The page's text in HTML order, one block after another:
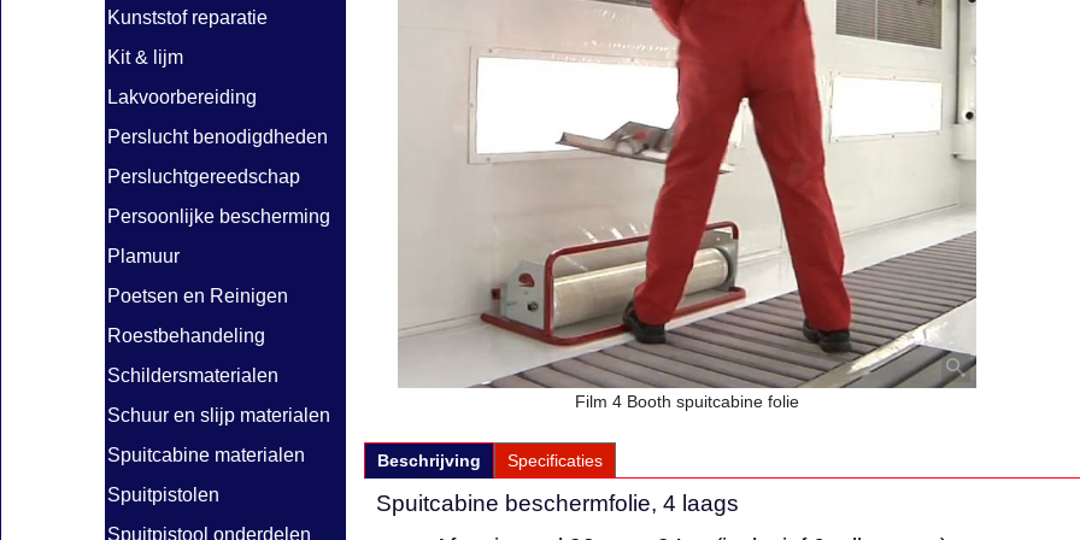
Kunststof reparatie
Kit & lijm
Lakvoorbereiding
Perslucht benodigdheden
Persluchtgereedschap
Persoonlijke bescherming
Plamuur
Poetsen en Reinigen
Roestbehandeling
Schildersmaterialen
Schuur en slijp materialen
Spuitcabine materialen
Spuitpistolen
Spuitpistool onderdelen
Film 4 Booth spuitcabine folie
Beschrijving Specificaties
Spuitcabine beschermfolie, 4 laags